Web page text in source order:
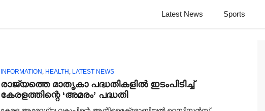
Latest News Sports
INFORMATION , HEALTH , LATEST NEWS
രാജ്യത്തെ മാതൃകാ പദ്ധതികളിൽ ഇടംപിടിച്ച്
കേരളത്തിന്റെ ‘അമരം’ പദ്ധതി